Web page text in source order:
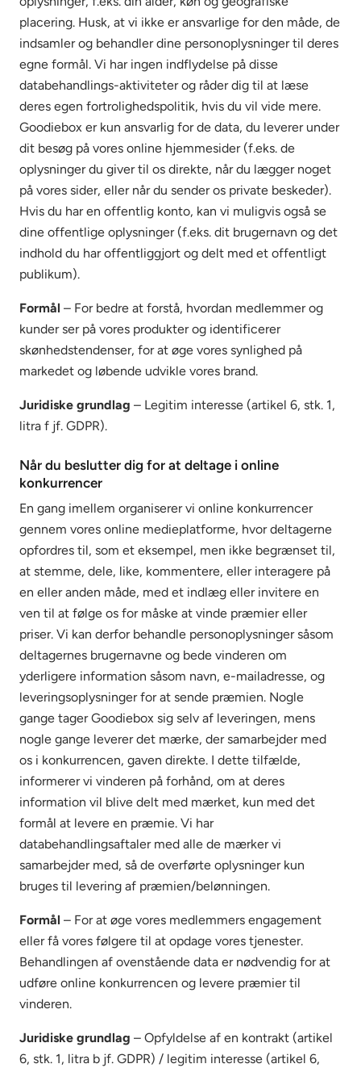
placering. Husk, at vi ikke er ansvarlige for den måde, de
indsamler og behandler dine personoplysninger til deres
egne formål. Vi har ingen indflydelse på disse
databehandlings-aktiviteter og råder dig til at læse
deres egen fortrolighedspolitik, hvis du vil vide mere.
Goodiebox er kun ansvarlig for de data, du leverer under
dit besøg på vores online hjemmesider (f.eks. de
oplysninger du giver til os direkte, når du lægger noget
på vores sider, eller når du sender os private beskeder).
Hvis du har en offentlig konto, kan vi muligvis også se
dine offentlige oplysninger (f.eks. dit brugernavn og det
indhold du har offentliggjort og delt med et offentligt
publikum).
Formål – For bedre at forstå, hvordan medlemmer og
kunder ser på vores produkter og identificerer
skønhedstendenser, for at øge vores synlighed på
markedet og løbende udvikle vores brand.
Juridiske grundlag – Legitim interesse (artikel 6, stk. 1,
litra f jf. GDPR).
Når du beslutter dig for at deltage i online
konkurrencer
En gang imellem organiserer vi online konkurrencer
gennem vores online medieplatforme, hvor deltagerne
opfordres til, som et eksempel, men ikke begrænset til,
at stemme, dele, like, kommentere, eller interagere på
en eller anden måde, med et indlæg eller invitere en
ven til at følge os for måske at vinde præmier eller
priser. Vi kan derfor behandle personoplysninger såsom
deltagernes brugernavne og bede vinderen om
yderligere information såsom navn, e-mailadresse, og
leveringsoplysninger for at sende præmien. Nogle
gange tager Goodiebox sig selv af leveringen, mens
nogle gange leverer det mærke, der samarbejder med
os i konkurrencen, gaven direkte. I dette tilfælde,
informerer vi vinderen på forhånd, om at deres
information vil blive delt med mærket, kun med det
formål at levere en præmie. Vi har
databehandlingsaftaler med alle de mærker vi
samarbejder med, så de overførte oplysninger kun
bruges til levering af præmien/belønningen.
Formål – For at øge vores medlemmers engagement
eller få vores følgere til at opdage vores tjenester.
Behandlingen af ovenstående data er nødvendig for at
udføre online konkurrencen og levere præmier til
vinderen.
Juridiske grundlag – Opfyldelse af en kontrakt (artikel
6, stk. 1, litra b jf. GDPR) / legitim interesse (artikel 6,